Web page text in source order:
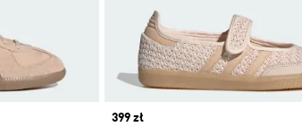
Price
399 zł